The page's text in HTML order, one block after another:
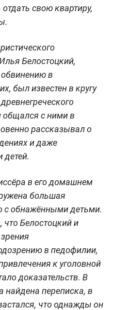
свою квартиру,
Белостоцкий,
в
был известен в кругу
с ними в
рассказывал о
и даже
детей.
в его домашнем
большая
с обнажёнными детьми.
что Белостоцкий и
в педофилии,
к уголовной
доказательств. В
переписка, в
что однажды он